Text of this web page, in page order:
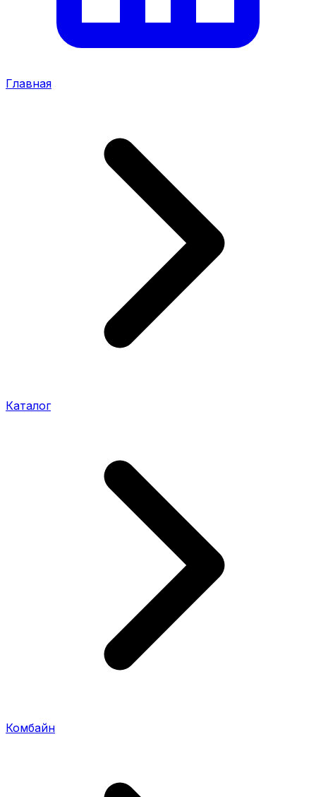
Главная
Каталог
Комбайн